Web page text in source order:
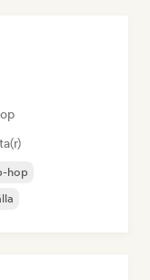
hop